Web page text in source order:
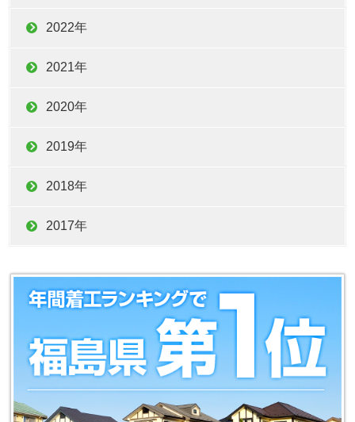
2022年
2021年
2020年
2019年
2018年
2017年